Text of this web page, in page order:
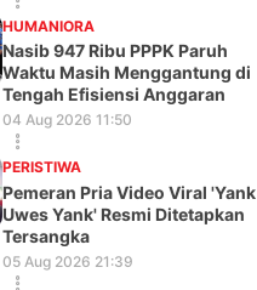
HUMANIORA
Nasib 947 Ribu PPPK Paruh
Waktu Masih Menggantung di
Tengah Efisiensi Anggaran
04 Aug 2026 11:50
PERISTIWA
Pemeran Pria Video Viral 'Yank
Uwes Yank' Resmi Ditetapkan
Tersangka
05 Aug 2026 21:39